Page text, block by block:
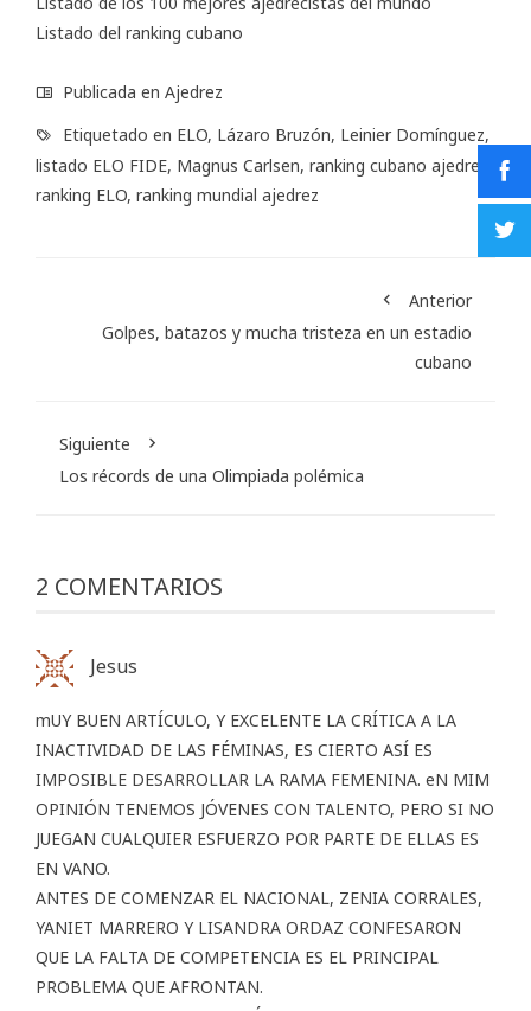
Listado del ranking cubano
Publicada en Ajedrez
Etiquetado en ELO, Lázaro Bruzón, Leinier Domínguez,
listado ELO FIDE, Magnus Carlsen, ranking cubano ajedrez
ranking ELO, ranking mundial ajedrez
Anterior
Golpes, batazos y mucha tristeza en un estadio
cubano
Siguiente
Los récords de una Olimpiada polémica
2 COMENTARIOS
Jesus
mUY BUEN ARTÍCULO, Y EXCELENTE LA CRÍTICA A LA
INACTIVIDAD DE LAS FÉMINAS, ES CIERTO ASÍ ES
IMPOSIBLE DESARROLLAR LA RAMA FEMENINA. eN MIM
OPINIÓN TENEMOS JÓVENES CON TALENTO, PERO SI NO
JUEGAN CUALQUIER ESFUERZO POR PARTE DE ELLAS ES
EN VANO.
ANTES DE COMENZAR EL NACIONAL, ZENIA CORRALES,
YANIET MARRERO Y LISANDRA ORDAZ CONFESARON
QUE LA FALTA DE COMPETENCIA ES EL PRINCIPAL
PROBLEMA QUE AFRONTAN.